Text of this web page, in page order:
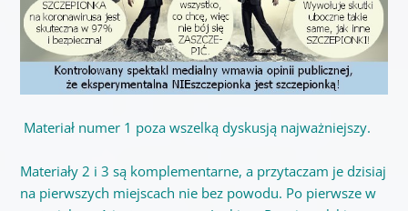
Materiał numer 1 poza wszelką dyskusją najważniejszy.
Materiały 2 i 3 są komplementarne, a przytaczam je dzisiaj
na pierwszych miejscach nie bez powodu. Po pierwsze w